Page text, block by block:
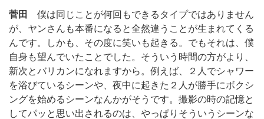
菅田
僕は同じことが何回もできるタイプではありません
が、ヤンさんも本番になると全然違うことが生まれてくる
んです。しかも、その度に笑いも起きる。でもそれは、僕
自身も望んでいたことでした。そういう時間の方がより、
新次とバリカンになれますから。例えば、２人でシャワー
を浴びているシーンや、夜中に起きた２人が勝手にボクシ
ングを始めるシーンなんかがそうです。撮影の時の記憶と
してパッと思い出されるのは、やっぱりそういうシーンな